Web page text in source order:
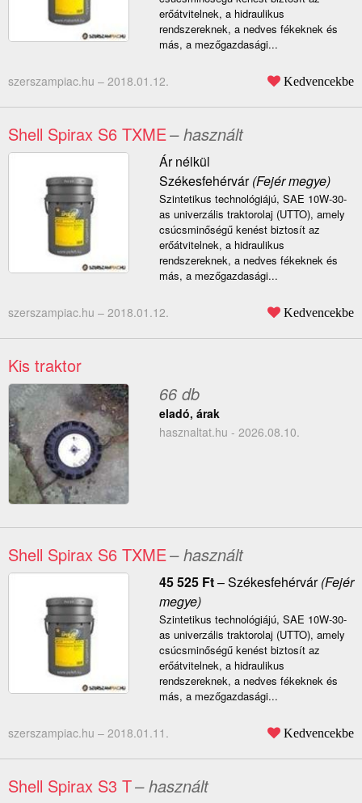
erőátvitelnek, a hidraulikus
rendszereknek, a nedves fékeknek és
más, a mezőgazdasági...
szerszampiac.hu – 2018.01.12. Kedvencekbe
Shell Spirax S6 TXME– használt
Ár nélkül
Székesfehérvár(Fejér megye)
Szintetikus technológiájú, SAE 10W-30-
as univerzális traktorolaj (UTTO), amely
csúcsminőségű kenést biztosít az
erőátvitelnek, a hidraulikus
rendszereknek, a nedves fékeknek és
más, a mezőgazdasági...
szerszampiac.hu – 2018.01.12. Kedvencekbe
Kis traktor
66 db
eladó, árak
hasznaltat.hu - 2026.08.10.
Shell Spirax S6 TXME– használt
45 525 Ft–Székesfehérvár(Fejér
megye)
Szintetikus technológiájú, SAE 10W-30-
as univerzális traktorolaj (UTTO), amely
csúcsminőségű kenést biztosít az
erőátvitelnek, a hidraulikus
rendszereknek, a nedves fékeknek és
más, a mezőgazdasági...
szerszampiac.hu – 2018.01.11. Kedvencekbe
Shell Spirax S3 T– használt